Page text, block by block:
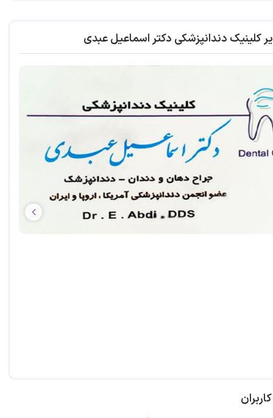
کلینیک دندانپزشکی دکتر اسماعیل عبدی